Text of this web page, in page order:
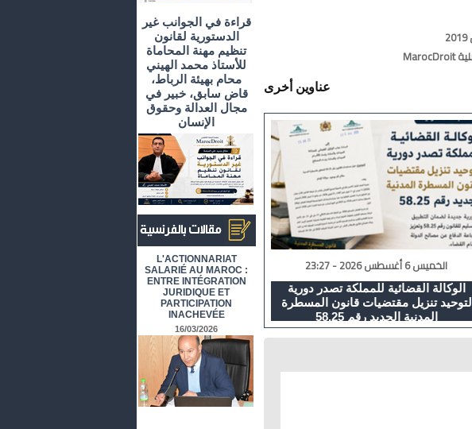
قراءة في الجوانب غير
الدستورية لقانون
تنظيم مهنة المحاماة
للأستاذ محمد الهيني
محام بهيئة الرباط،
قاض سابق، خبير في
مجال العدالة وحقوق
الإنسان
L'ACTIONNARIAT
SALARIÉ AU MAROC :
ENTRE INTÉGRATION
JURIDIQUE ET
PARTICIPATION
INACHEVÉE
16/03/2026
عناوين أخرى
الخميس 6 أغسطس 2026 - 23:27
الوكالة القضائية للمملكة تصدر دورية
لتوحيد تنزيل مقتضيات قانون المسطرة
المدنية الجديد رقم 58.25